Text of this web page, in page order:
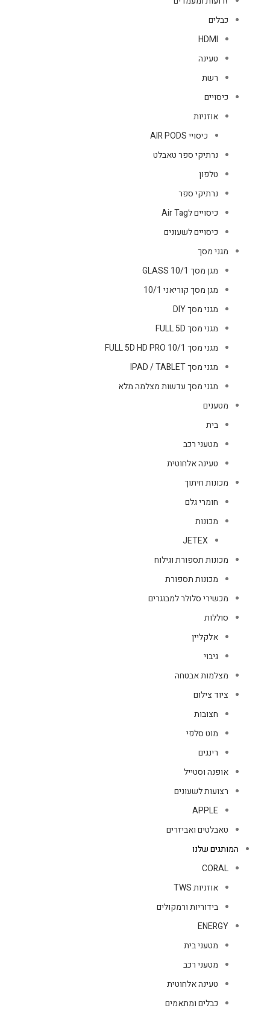
כבלים
HDMI
טעינה
רשת
כיסויים
אוזניות
כיסויי AIR PODS
נרתיקי ספר טאבלט
טלפון
נרתיקי ספר
כיסויים לAir Tag
כיסויים לשעונים
מגני מסך
מגן מסך GLASS 10/1
מגן מסך קוריאני 10/1
מגני מסך DIY
מגני מסך FULL 5D
מגני מסך FULL 5D HD PRO 10/1
מגני מסך IPAD / TABLET
מגני מסך עדשות מצלמה מלא
מטענים
בית
מטעני רכב
טעינה אלחוטית
מכונות חיתוך
חומרי גלם
מכונות
JETEX
מכונות תספורת וגילוח
מכונות תספורת
מכשירי סלולר למבוגרים
סוללות
אלקליין
גיבוי
מצלמות אבטחה
ציוד צילום
חצובות
מוט סלפי
רינגים
אופנה וסטייל
רצועות לשעונים
APPLE
טאבלטים ואביזרים
המותגים שלנו
CORAL
אוזניות TWS
בידוריות ורמקולים
ENERGY
מטעני בית
מטעני רכב
טעינה אלחוטית
כבלים ומתאמים